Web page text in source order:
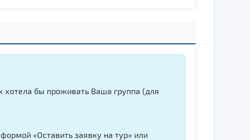
хотела бы проживать Ваша группа (для
«Оставить заявку на тур» или